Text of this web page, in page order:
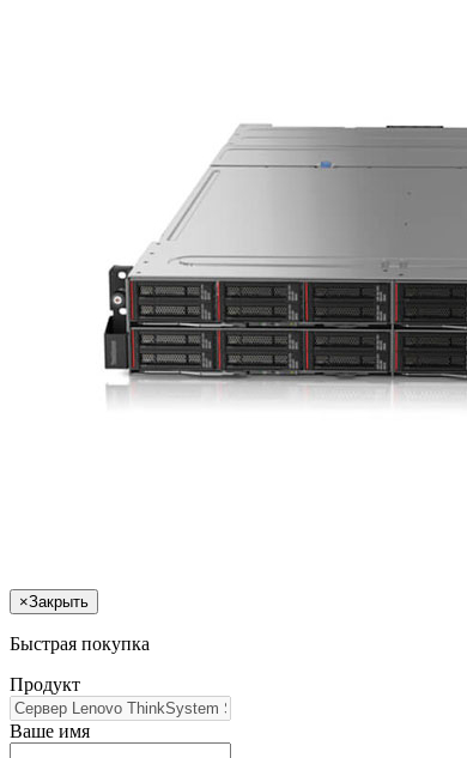
×Закрыть
Быстрая покупка
Продукт
Ваше имя